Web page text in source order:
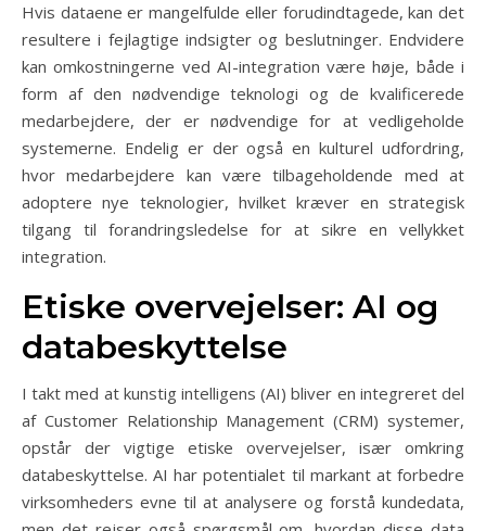
Hvis dataene er mangelfulde eller forudindtagede, kan det
resultere i fejlagtige indsigter og beslutninger. Endvidere
kan omkostningerne ved AI-integration være høje, både i
form af den nødvendige teknologi og de kvalificerede
medarbejdere, der er nødvendige for at vedligeholde
systemerne. Endelig er der også en kulturel udfordring,
hvor medarbejdere kan være tilbageholdende med at
adoptere nye teknologier, hvilket kræver en strategisk
tilgang til forandringsledelse for at sikre en vellykket
integration.
Etiske overvejelser: AI og
databeskyttelse
I takt med at kunstig intelligens (AI) bliver en integreret del
af Customer Relationship Management (CRM) systemer,
opstår der vigtige etiske overvejelser, især omkring
databeskyttelse. AI har potentialet til markant at forbedre
virksomheders evne til at analysere og forstå kundedata,